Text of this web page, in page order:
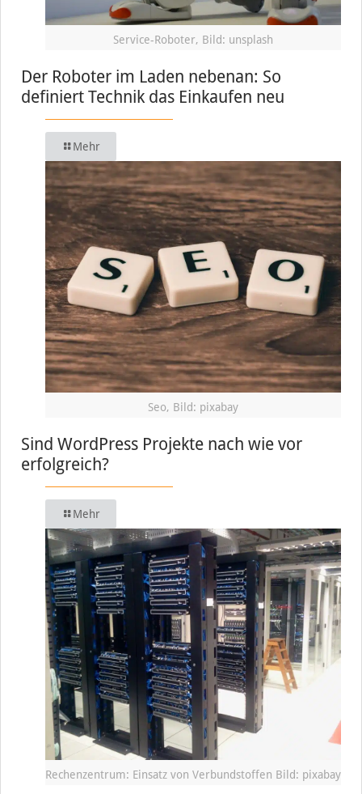
Service-Roboter, Bild: unsplash
Der Roboter im Laden nebenan: So
definiert Technik das Einkaufen neu
Mehr
Seo, Bild: pixabay
Sind WordPress Projekte nach wie vor
erfolgreich?
Mehr
Rechenzentrum: Einsatz von Verbundstoffen Bild: pixabay